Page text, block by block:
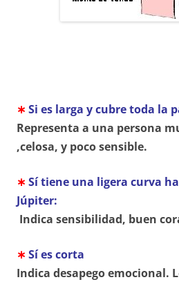
∗ Si es larga y cubre toda la
Representa a una persona
,celosa, y poco sensible.
∗ Sí tiene una ligera curva
Júpiter:
Indica sensibilidad, buen
∗ Sí es corta
Indica desapego emocional.